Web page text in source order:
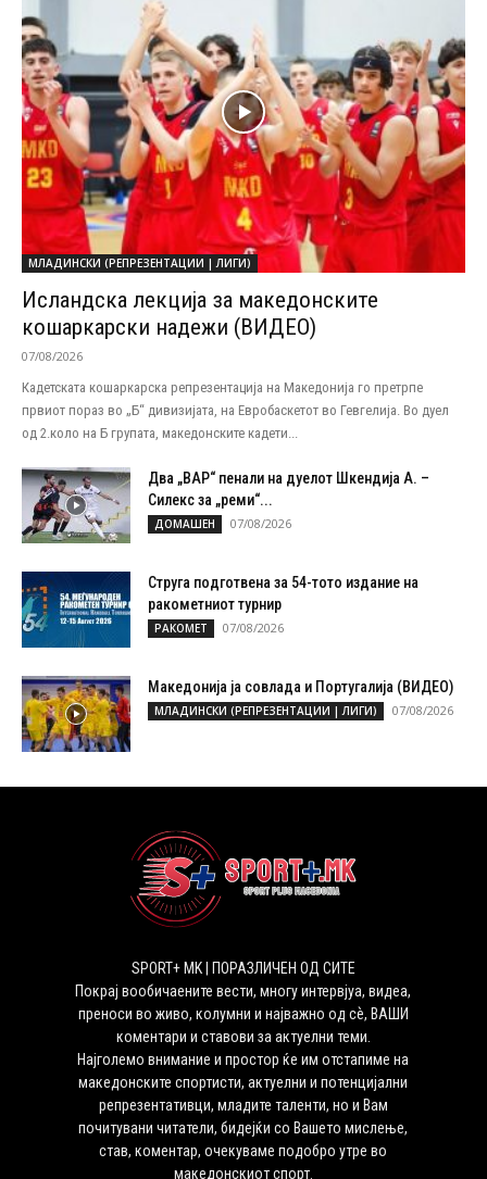
МЛАДИНСКИ (РЕПРЕЗЕНТАЦИИ | ЛИГИ)
Исландска лекција за македонските
кошаркарски надежи (ВИДЕО)
07/08/2026
Кадетската кошаркарска репрезентација на Македонија го претрпе
првиот пораз во „Б“ дивизијата, на Евробаскетот во Гевгелија. Во дуел
од 2.коло на Б групата, македонските кадети...
Два „ВАР“ пенали на дуелот Шкендија А. –
Силекс за „реми“...
ДОМАШЕН 07/08/2026
Струга подготвена за 54-тото издание на
ракометниот турнир
РАКОМЕТ 07/08/2026
Македонија ја совлада и Португалија (ВИДЕО)
МЛАДИНСКИ (РЕПРЕЗЕНТАЦИИ | ЛИГИ) 07/08/2026
SPORT+ MK | ПОРАЗЛИЧЕН ОД СИТЕ
Покрај вообичаените вести, многу интервјуа, видеа,
преноси во живо, колумни и најважно од сѐ, ВАШИ
коментари и ставови за актуелни теми.
Најголемо внимание и простор ќе им отстапиме на
македонските спортисти, актуелни и потенцијални
репрезентативци, младите таленти, но и Вам
почитувани читатели, бидејќи со Вашето мислење,
став, коментар, очекуваме подобро утре во
македонскиот спорт.